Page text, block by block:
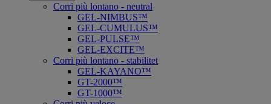
Corri più lontano - neutral
GEL-NIMBUS™
GEL-CUMULUS™
GEL-PULSE™
GEL-EXCITE™
Corri più lontano - stabilitet
GEL-KAYANO™
GT-2000™
GT-1000™